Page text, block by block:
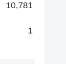
10,781
1